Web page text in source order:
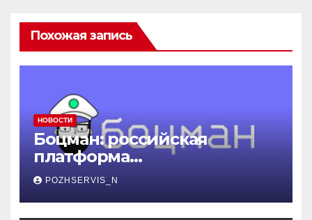
Похожая запись
НОВОСТИ
Боцман: российская
платформа
контейнеризации,
меняющая правила игры
POZHSERVIS_N